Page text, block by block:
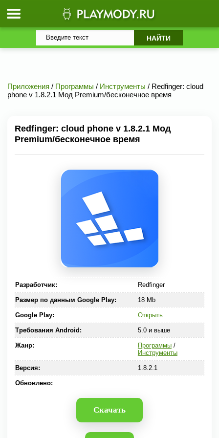
Приложения / Программы / Инструменты / Redfinger: cloud
phone v 1.8.2.1 Мод Premium/бесконечное время
Redfinger: cloud phone v 1.8.2.1 Мод
Premium/бесконечное время
Разработчик: Redfinger
Размер по данным Google Play: 18 Mb
Google Play: Открыть
Требования Android: 5.0 и выше
Жанр: Программы/
Инструменты
Версия: 1.8.2.1
Обновлено:
Скачать